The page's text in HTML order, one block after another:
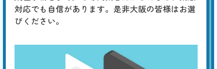
原因と考えられます。専門の業者による適切な対策が必要です。
対応でも自信があります。是非大阪の皆様はお選
びください。